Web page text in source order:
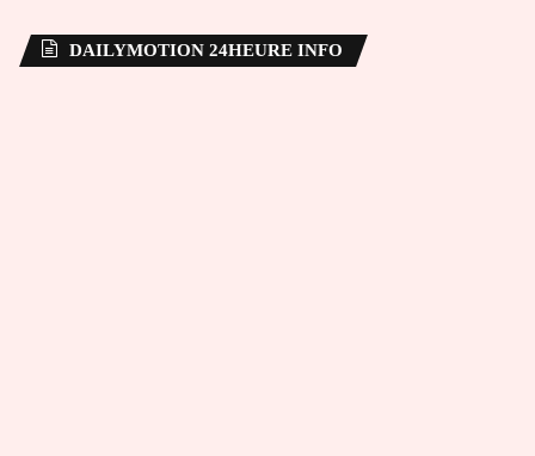
DAILYMOTION 24HEURE INFO